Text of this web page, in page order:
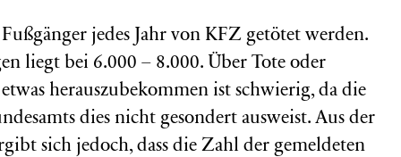
Fußgänger jedes Jahr von KFZ getötet werden.
liegt bei 6.000 – 8.000. Über Tote oder
herauszubekommen ist schwierig, da die
dies nicht gesondert ausweist. Aus der
sich jedoch, dass die Zahl der gemeldeten